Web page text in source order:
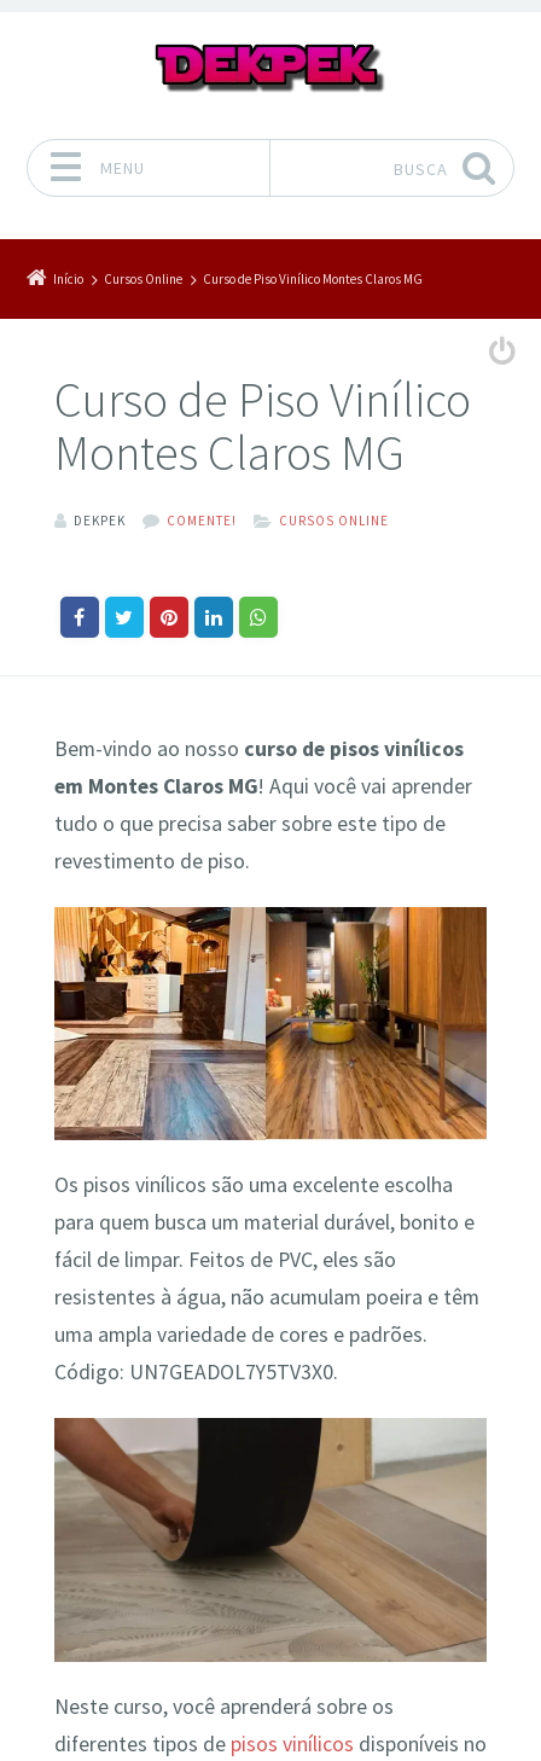
MENU BUSCA
Início Cursos Online Curso de Piso Vinílico Montes Claros MG
Curso de Piso Vinílico
Montes Claros MG
DEKPEK COMENTE! CURSOS ONLINE
Bem-vindo ao nosso curso de pisos vinílicos
em Montes Claros MG! Aqui você vai aprender
tudo o que precisa saber sobre este tipo de
revestimento de piso.
Os pisos vinílicos são uma excelente escolha
para quem busca um material durável, bonito e
fácil de limpar. Feitos de PVC, eles são
resistentes à água, não acumulam poeira e têm
uma ampla variedade de cores e padrões.
Código: UN7GEADOL7Y5TV3X0.
Neste curso, você aprenderá sobre os
diferentes tipos de pisos vinílicos disponíveis no